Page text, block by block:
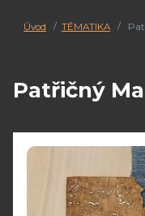
Úvod TÉMATIKA
Patřičný